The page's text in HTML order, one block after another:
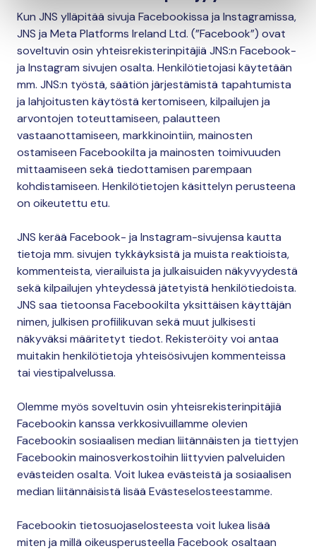
Kun JNS ylläpitää sivuja Facebookissa ja Instagramissa,
JNS ja Meta Platforms Ireland Ltd. (”Facebook”) ovat
soveltuvin osin yhteisrekisterinpitäjiä JNS:n Facebook-
ja Instagram sivujen osalta. Henkilötietojasi käytetään
mm. JNS:n työstä, säätiön järjestämistä tapahtumista
ja lahjoitusten käytöstä kertomiseen, kilpailujen ja
arvontojen toteuttamiseen, palautteen
vastaanottamiseen, markkinointiin, mainosten
ostamiseen Facebookilta ja mainosten toimivuuden
mittaamiseen sekä tiedottamisen parempaan
kohdistamiseen. Henkilötietojen käsittelyn perusteena
on oikeutettu etu.
JNS kerää Facebook- ja Instagram-sivujensa kautta
tietoja mm. sivujen tykkäyksistä ja muista reaktioista,
kommenteista, vierailuista ja julkaisuiden näkyvyydestä
sekä kilpailujen yhteydessä jätetyistä henkilötiedoista.
JNS saa tietoonsa Facebookilta yksittäisen käyttäjän
nimen, julkisen profiilikuvan sekä muut julkisesti
näkyväksi määritetyt tiedot. Rekisteröity voi antaa
muitakin henkilötietoja yhteisösivujen kommenteissa
tai viestipalvelussa.
Olemme myös soveltuvin osin yhteisrekisterinpitäjiä
Facebookin kanssa verkkosivuillamme olevien
Facebookin sosiaalisen median liitännäisten ja tiettyjen
Facebookin mainosverkostoihin liittyvien palveluiden
evästeiden osalta. Voit lukea evästeistä ja sosiaalisen
median liitännäisistä lisää Evästeselosteestamme.
Facebookin tietosuojaselosteesta voit lukea lisää
miten ja millä oikeusperusteella Facebook osaltaan